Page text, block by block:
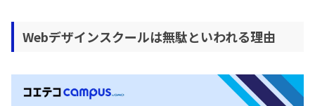
Webデザインスクールは無駄といわれる理由